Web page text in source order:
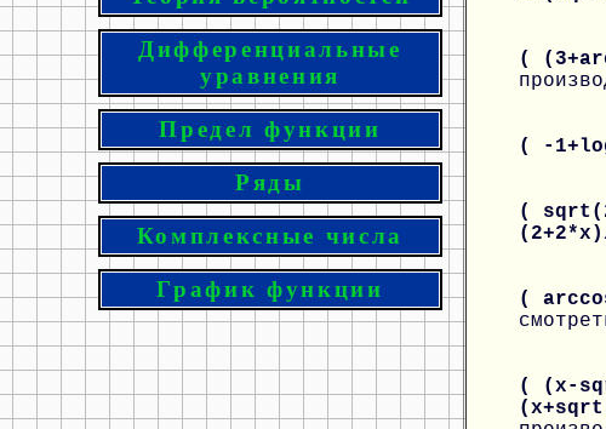
Дифференциальные
уравнения
Предел функции
Ряды
Комплексные числа
График функции
(
( -
(
(
( (x-